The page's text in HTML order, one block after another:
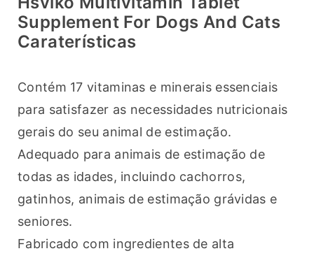
Supplement For Dogs And Cats
Caraterísticas
Contém 17 vitaminas e minerais essenciais
para satisfazer as necessidades nutricionais
gerais do seu animal de estimação.
Adequado para animais de estimação de
todas as idades, incluindo cachorros,
gatinhos, animais de estimação grávidas e
seniores.
Fabricado com ingredientes de alta